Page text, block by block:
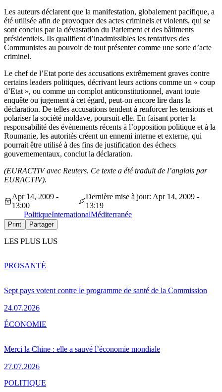
Les auteurs déclarent que la manifestation, globalement pacifique, a
été utilisée afin de provoquer des actes criminels et violents, qui se
sont conclus par la dévastation du Parlement et des bâtiments
présidentiels. Ils qualifient d’inadmissibles les tentatives des
Communistes au pouvoir de tout présenter comme une sorte d’acte
criminel.
Le chef de l’Etat porte des accusations extrêmement graves contre
certains leaders politiques, décrivant leurs actions comme un « coup
d’Etat », ou comme un complot anticonstitutionnel, avant toute
enquête ou jugement à cet égard, peut-on encore lire dans la
déclaration. De telles accusations tendent à renforcer les tensions et
polariser la société moldave, poursuit-elle. En faisant porter la
responsabilité des évènements récents à l’opposition politique et à la
Roumanie, les autorités créent un ennemi interne et externe, qui
pourrait être utilisé à des fins de justification des échecs
gouvernementaux, conclut la déclaration.
(EURACTIV avec Reuters. Ce texte a été traduit de l’anglais par
EURACTIV).
Apr 14, 2009 -
13:00
Dernière mise à jour: Apr 14, 2009 -
13:19
PolitiqueInternationalMéditerranée
Print Partager
LES PLUS LUS
Sept pays votent contre le programme de santé de la Commission
24.07.2026
PROSANTÉ
Merci la Chine : elle a sauvé l’économie mondiale
27.07.2026
ÉCONOMIE
POLITIQUE